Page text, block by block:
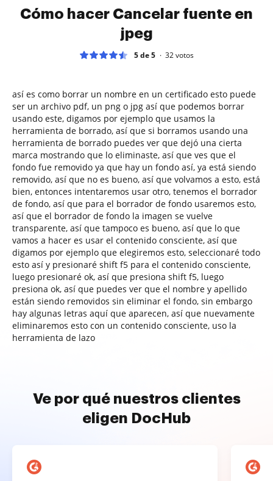
Cómo hacer Cancelar fuente en
jpeg
5 de 5 32votos
así es como borrar un nombre en un certificado esto puede
ser un archivo pdf, un png o jpg así que podemos borrar
usando este, digamos por ejemplo que usamos la
herramienta de borrado, así que si borramos usando una
herramienta de borrado puedes ver que dejó una cierta
marca mostrando que lo eliminaste, así que ves que el
fondo fue removido ya que hay un fondo así, ya está siendo
removido, así que no es bueno, así que volvamos a esto, está
bien, entonces intentaremos usar otro, tenemos el borrador
de fondo, así que para el borrador de fondo usaremos esto,
así que el borrador de fondo la imagen se vuelve
transparente, así que tampoco es bueno, así que lo que
vamos a hacer es usar el contenido consciente, así que
digamos por ejemplo que elegiremos esto, seleccionaré todo
esto así y presionaré shift f5 para el contenido consciente,
luego presionaré ok, así que presiona shift f5, luego
presiona ok, así que puedes ver que el nombre y apellido
están siendo removidos sin eliminar el fondo, sin embargo
hay algunas letras aquí que aparecen, así que nuevamente
eliminaremos esto con un contenido consciente, uso la
herramienta de lazo
Ve por qué nuestros clientes
eligen DocHub